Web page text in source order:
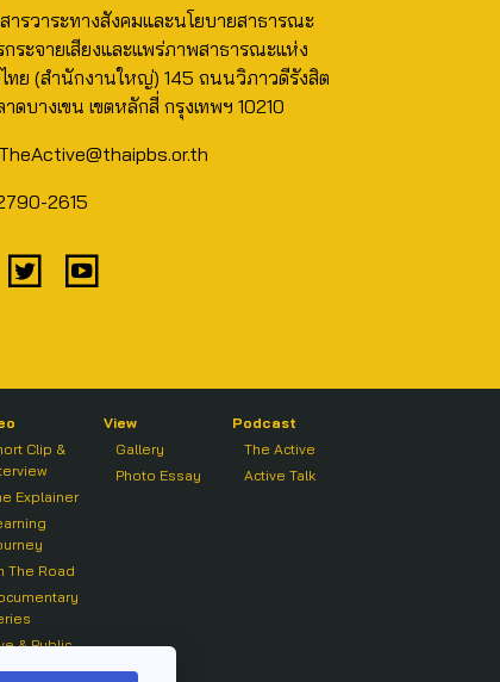
ารวาระทางสังคมและนโยบายสาธารณะ
กระจายเสียงและแพร่ภาพสาธารณะแห่ง
ไทย (สำนักงานใหญ่) 145 ถนนวิภาวดีรังสิต
ดบางเขน เขตหลักสี่ กรุงเทพฯ 10210
2615
Clip &
Explainer
The Road
& Public
View
Gallery
Photo Essay
Podcast
The Active
Active Talk